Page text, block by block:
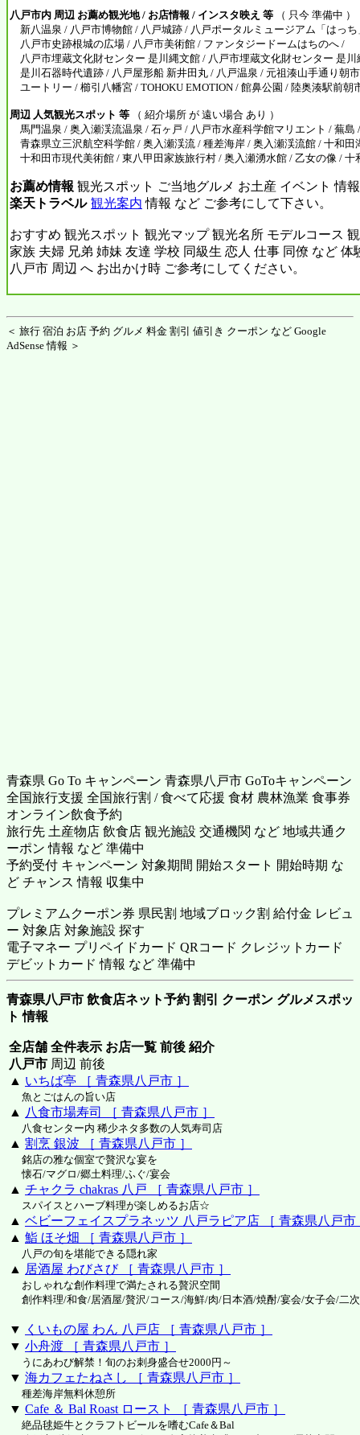
八戸市内 周辺 お薦め観光地 / お店情報 / インスタ映え 等 （ 只今 準備中 ）
新八温泉 / 八戸市博物館 / 八戸城跡 / 八戸ポータルミュージアム「はっ
八戸市史跡根城の広場 / 八戸市美術館 / ファンタジードームはちのへ /
八戸市埋蔵文化財センター 是川縄文館 / 八戸市埋蔵文化財センター 是川
是川石器時代遺跡 / 八戸屋形船 新井田丸 / 八戸温泉 / 元祖湊山手通り朝
ユートリー / 櫛引八幡宮 / TOHOKU EMOTION / 館鼻公園 / 陸奥湊駅前朝
周辺 人気観光スポット 等 （ 紹介場所 が 遠い場合 あり ）
馬門温泉 / 奥入瀬渓流温泉 / 石ヶ戸 / 八戸市水産科学館マリエント / 蕪島 /
青森県立三沢航空科学館 / 奥入瀬渓流 / 種差海岸 / 奥入瀬渓流館 / 十和田
十和田市現代美術館 / 東八甲田家族旅行村 / 奥入瀬湧水館 / 乙女の像 / 十
お薦め情報 観光スポット ご当地グルメ お土産 イベント 情
楽天トラベル 観光案内 情報 など ご参考にして下さい。
おすすめ 観光スポット 観光マップ 観光名所 モデルコース
家族 夫婦 兄弟 姉妹 友達 学校 同級生 恋人 仕事 同僚 など 体
八戸市 周辺 へ お出かけ時 ご参考にしてください。
＜ 旅行 宿泊 お店 予約 グルメ 料金 割引 値引き クーポン など Google
AdSense 情報 ＞
青森県 Go To キャンペーン 青森県八戸市 GoToキャンペーン
全国旅行支援 全国旅行割 / 食べて応援 食材 農林漁業 食事券
オンライン飲食予約
旅行先 土産物店 飲食店 観光施設 交通機関 など 地域共通ク
ーポン 情報 など 準備中
予約受付 キャンペーン 対象期間 開始スタート 開始時期 な
ど チャンス 情報 収集中
プレミアムクーポン券 県民割 地域ブロック割 給付金 レビュ
ー 対象店 対象施設 探す
電子マネー プリペイドカード QRコード クレジットカード
デビットカード 情報 など 準備中
青森県八戸市 飲食店ネット予約 割引 クーポン グルメスポッ
ト 情報
全店舗 全件表示 お店一覧 前後 紹介
八戸市 周辺 前後
▲ いちば亭 ［ 青森県八戸市 ］
魚とごはんの旨い店
▲ 八食市場寿司 ［ 青森県八戸市 ］
八食センター内 稀少ネタ多数の人気寿司店
▲ 割烹 銀波 ［ 青森県八戸市 ］
銘店の雅な個室で贅沢な宴を
懐石/マグロ/郷土料理/ふぐ/宴会
▲ チャクラ chakras 八戸 ［ 青森県八戸市 ］
スパイスとハーブ料理が楽しめるお店☆
▲ ベビーフェイスプラネッツ 八戸ラピア店 ［ 青森県八戸市
▲ 鮨 ほそ畑 ［ 青森県八戸市 ］
八戸の旬を堪能できる隠れ家
▲ 居酒屋 わびさび ［ 青森県八戸市 ］
おしゃれな創作料理で満たされる贅沢空間
創作料理/和食/居酒屋/贅沢/コース/海鮮/肉/日本酒/焼酎/宴会/女子会/二
▼
くいもの屋 わん 八戸店 ［ 青森県八戸市 ］
▼ 小舟渡 ［ 青森県八戸市 ］
うにあわび解禁！旬のお刺身盛合せ2000円～
▼ 海カフェたねさし ［ 青森県八戸市 ］
種差海岸無料休憩所
▼ Cafe ＆ Bal Roast ロースト ［ 青森県八戸市 ］
絶品毬姫牛とクラフトビールを嗜むCafe＆Bal